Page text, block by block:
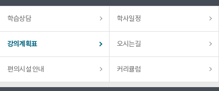
학습상담 학사일정
강의계획표 오시는길
편의시설 안내 커리큘럼